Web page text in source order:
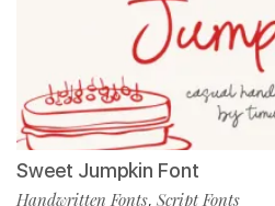
Sweet Jumpkin Font
Handwritten Fonts, Script Fonts